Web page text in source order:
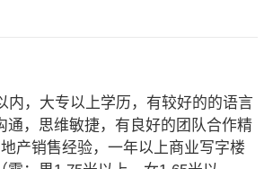
内，大专以上学历，有较好的的语言
通，思维敏捷，有良好的团队合作精
产销售经验，一年以上商业写字楼